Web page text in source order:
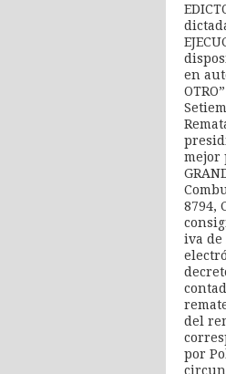
en
mejor
8794,
iva de
del
por